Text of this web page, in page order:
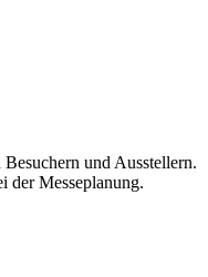
und Ausstellern.
der Messeplanung.